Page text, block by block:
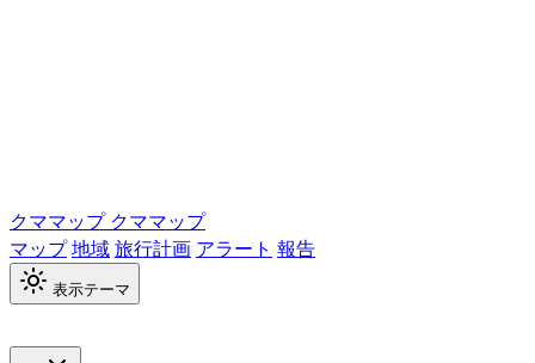
クママップ クママップ
マップ地域旅行計画 アラート 報告
表示テーマ